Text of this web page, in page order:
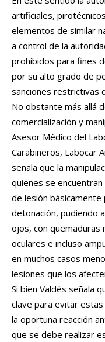
artificiales,
elementos de similar
a control de la
prohibidos para fines
por su alto grado de
sanciones restrictivas
No obstante más allá
comercialización y
Asesor Médico del
Carabineros, Labocar
señala que la
quienes se
de lesión
detonación, pudiendo
ojos, con quemaduras
oculares e incluso
en muchos casos
lesiones que los
Si bien Valdés señala
clave para evitar
la oportuna reacción
que se debe realizar